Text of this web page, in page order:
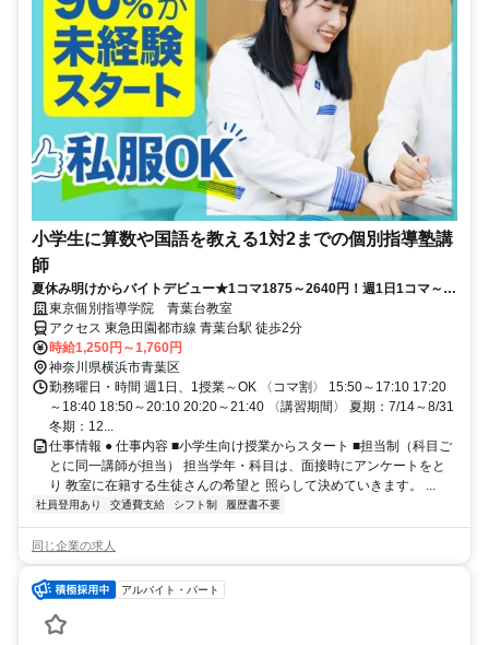
小学生に算数や国語を教える1対2までの個別指導塾講
師
夏休み明けからバイトデビュー★1コマ1875～2640円！週1日1コマ～私
服でok◎
東京個別指導学院 青葉台教室
アクセス 東急田園都市線 青葉台駅 徒歩2分
時給1,250円～1,760円
神奈川県横浜市青葉区
勤務曜日・時間 週1日、1授業～OK 〈コマ割〉 15:50～17:10 17:20
～18:40 18:50～20:10 20:20～21:40 〈講習期間〉 夏期：7/14～8/31
冬期：12...
仕事情報 ● 仕事内容 ■小学生向け授業からスタート ■担当制（科目ご
とに同一講師が担当） 担当学年・科目は、面接時にアンケートをと
り 教室に在籍する生徒さんの希望と 照らして決めていきます。 ...
社員登用あり 交通費支給 シフト制 履歴書不要
同じ企業の求人
アルバイト・パート